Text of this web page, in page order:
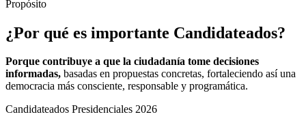
Propósito
¿Por qué es importante Candidateados?
Porque contribuye a que la ciudadanía tome decisiones
informadas, basadas en propuestas concretas, fortaleciendo así una
democracia más consciente, responsable y programática.
Candidateados Presidenciales 2026